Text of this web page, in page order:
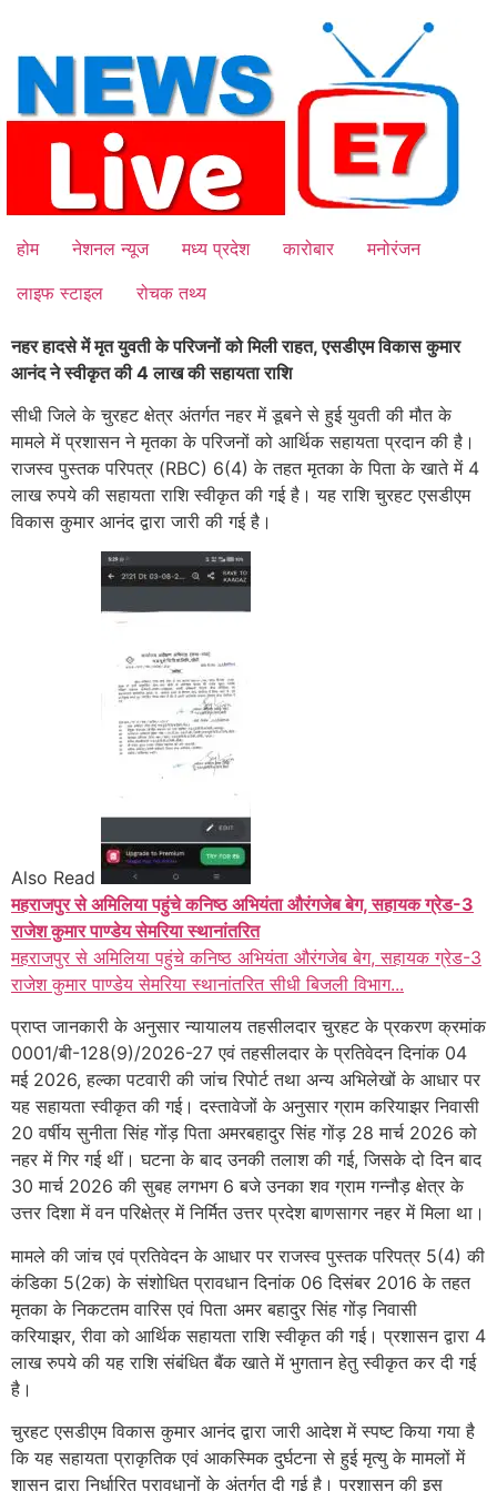
content
होम नेशनल न्यूज मध्य प्रदेश कारोबार
मनोरंजन
लाइफ स्टाइल
रोचक तथ्य
नहर हादसे में मृत युवती के परिजनों को मिली राहत, एसडीएम विकास कुमार
आनंद ने स्वीकृत की 4 लाख की सहायता राशि
सीधी जिले के चुरहट क्षेत्र अंतर्गत नहर में डूबने से हुई युवती की मौत के
मामले में प्रशासन ने मृतका के परिजनों को आर्थिक सहायता प्रदान की है।
राजस्व पुस्तक परिपत्र (RBC) 6(4) के तहत मृतका के पिता के खाते में 4
लाख रुपये की सहायता राशि स्वीकृत की गई है। यह राशि चुरहट एसडीएम
विकास कुमार आनंद द्वारा जारी की गई है।
Also Read
महराजपुर से अमिलिया पहुंचे कनिष्ठ अभियंता औरंगजेब बेग, सहायक ग्रेड-3
राजेश कुमार पाण्डेय सेमरिया स्थानांतरित
महराजपुर से अमिलिया पहुंचे कनिष्ठ अभियंता औरंगजेब बेग, सहायक ग्रेड-3
राजेश कुमार पाण्डेय सेमरिया स्थानांतरित सीधी बिजली विभाग...
प्राप्त जानकारी के अनुसार न्यायालय तहसीलदार चुरहट के प्रकरण क्रमांक
0001/बी-128(9)/2026-27 एवं तहसीलदार के प्रतिवेदन दिनांक 04
मई 2026, हल्का पटवारी की जांच रिपोर्ट तथा अन्य अभिलेखों के आधार पर
यह सहायता स्वीकृत की गई। दस्तावेजों के अनुसार ग्राम करियाझर निवासी
20 वर्षीय सुनीता सिंह गोंड़ पिता अमरबहादुर सिंह गोंड़ 28 मार्च 2026 को
नहर में गिर गई थीं। घटना के बाद उनकी तलाश की गई, जिसके दो दिन बाद
30 मार्च 2026 की सुबह लगभग 6 बजे उनका शव ग्राम गन्नौड़ क्षेत्र के
उत्तर दिशा में वन परिक्षेत्र में निर्मित उत्तर प्रदेश बाणसागर नहर में मिला था।
मामले की जांच एवं प्रतिवेदन के आधार पर राजस्व पुस्तक परिपत्र 5(4) की
कंडिका 5(2क) के संशोधित प्रावधान दिनांक 06 दिसंबर 2016 के तहत
मृतका के निकटतम वारिस एवं पिता अमर बहादुर सिंह गोंड़ निवासी
करियाझर, रीवा को आर्थिक सहायता राशि स्वीकृत की गई। प्रशासन द्वारा 4
लाख रुपये की यह राशि संबंधित बैंक खाते में भुगतान हेतु स्वीकृत कर दी गई
है।
चुरहट एसडीएम विकास कुमार आनंद द्वारा जारी आदेश में स्पष्ट किया गया है
कि यह सहायता प्राकृतिक एवं आकस्मिक दुर्घटना से हुई मृत्यु के मामलों में
शासन द्वारा निर्धारित प्रावधानों के अंतर्गत दी गई है। प्रशासन की इस